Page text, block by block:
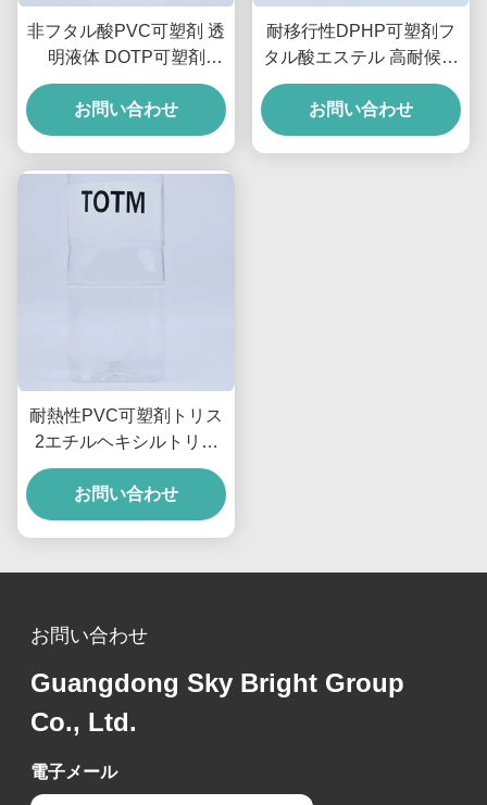
非フタル酸PVC可塑剤 透
明液体 DOTP可塑剤
99.5% おもちゃと電線用
お問い合わせ
耐移行性DPHP可塑剤フ
タル酸エステル 高耐候性
および電線用安定性
お問い合わせ
耐熱性PVC可塑剤トリス
2エチルヘキシルトリメ
リテート（ケーブルおよ
び自動車部品用）
お問い合わせ
お問い合わせ
Guangdong Sky Bright Group
Co., Ltd.
電子メール